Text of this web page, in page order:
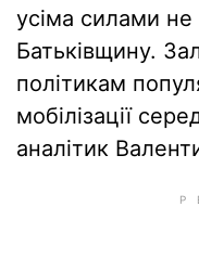
усіма силами
Батьківщину.
політикам
мобілізації
аналітик